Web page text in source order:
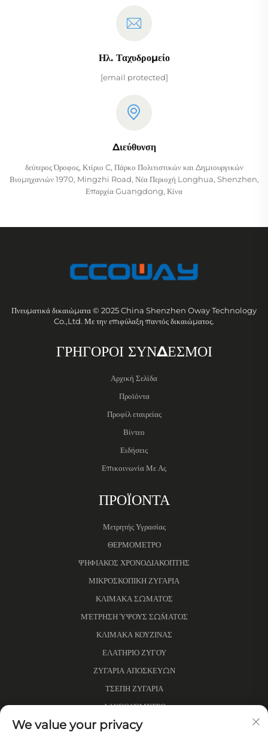
Ηλ. Ταχυδρομείο
[email protected]
Διεύθυνση
δεύτερος Όροφος, Κτίριο C, Πάρκο Πολιτιστικών και Δημιουργικών
Βιομηχανιών 1970, Mingzhi Road, Νέα Περιοχή Longhua, Shenzhen,
Επαρχία Guangdong, Κίνα
Πνευματικά δικαιώματα © 2025 China Shenzhen Oway Technology
Co.,Ltd. Με την επιφύλαξη παντός δικαιώματος.
ΓΡΗΓΟΡΟΙ ΣΥΝΔΕΣΜΟΙ
Αρχική Σελίδα
Προϊόντα
Προφίλ εταιρείας
Βίντεο
Ειδήσεις
Επικοινωνία Με Ας
ΠΡΟΪΟΝΤΑ
Μετρητής Υγρασίας
ΘΕΡΜΟΜΕΤΡΟ
ΨΗΦΙΑΚΟΣ ΧΡΟΝΟΔΙΑΚΟΠΤΗΣ
ΜΙΚΡΟΣΚΟΠΙΚΗ ΖΥΓΑΡΙΑ
ΚΛΙΜΑΚΑ ΣΩΜΑΤΟΣ
ΜΈΤΡΗΣΗ ΎΨΟΥΣ ΣΏΜΑΤΟΣ
ΚΛΙΜΑΚΑ ΚΟΥΖΙΝΑΣ
ΕΛΑΤΗΡΙΟ ΖΥΓΟΥ
ΖΥΓΑΡΙΑ ΑΠΟΣΚΕΥΩΝ
ΤΣΕΠΗ ΖΥΓΑΡΙΑ
ΑΛΚΟΟΛΌΜΕΤΡΟ
ΜΕΤΡΟ ΑΠΟΣΤΑΣΗΣ
We value your privacy